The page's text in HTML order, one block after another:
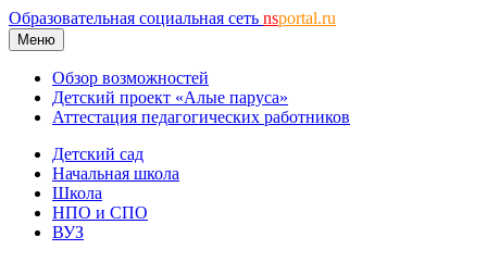
Образовательная социальная сеть nsportal.ru
Меню
Обзор возможностей
Детский проект «Алые паруса»
Аттестация педагогических работников
Детский сад
Начальная школа
Школа
НПО и СПО
ВУЗ